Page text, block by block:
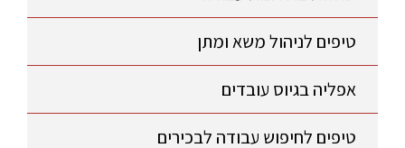
טיפים לניהול משא ומתן
אפליה בגיוס עובדים
טיפים לחיפוש עבודה לבכירים